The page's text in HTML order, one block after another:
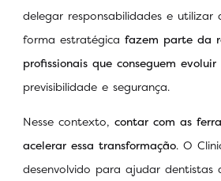
delegar responsabilidades e
forma estratégica fazem parte da
profissionais que conseguem evoluir
previsibilidade e segurança.
Nesse contexto, contar com as
acelerar essa transformação. O
desenvolvido para ajudar dentistas